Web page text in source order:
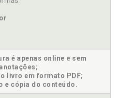
é apenas online e sem
livro em formato PDF;
e cópia do conteúdo.